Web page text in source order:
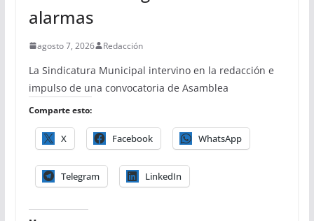
alarmas
agosto 7, 2026 Redacción
La Sindicatura Municipal intervino en la redacción e
impulso de una convocatoria de Asamblea
Comparte esto:
X Facebook WhatsApp
Telegram LinkedIn